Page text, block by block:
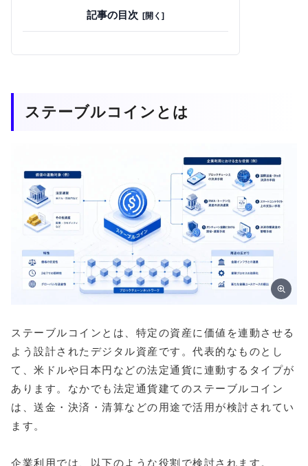
記事の目次
ステーブルコインとは
ステーブルコインとは、特定の資産に価値を連動させる
よう設計されたデジタル資産です。代表的なものとし
て、米ドルや日本円などの法定通貨に連動するタイプが
あります。なかでも法定通貨建てのステーブルコイン
は、送金・決済・清算などの用途で活用が検討されてい
ます。
企業利用では、以下のような役割で検討されます。